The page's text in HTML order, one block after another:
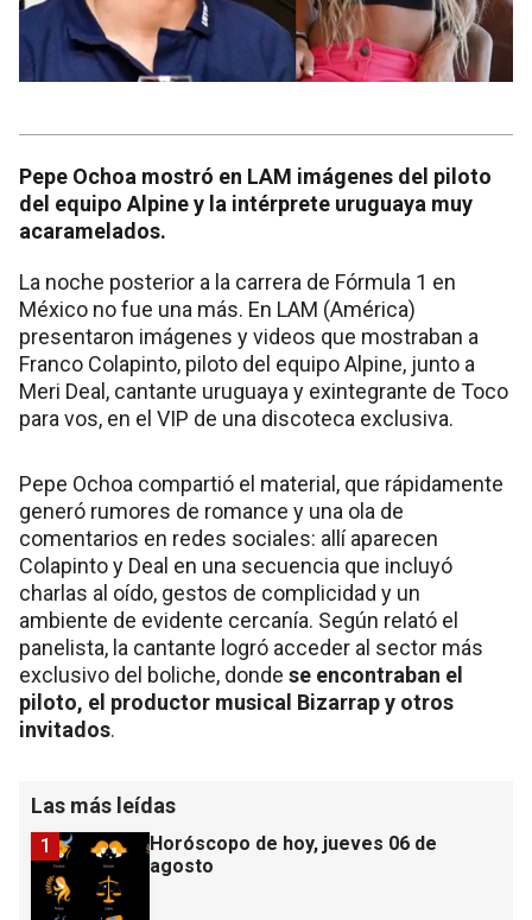
Pepe Ochoa mostró en LAM imágenes del piloto
del equipo Alpine y la intérprete uruguaya muy
acaramelados.
La noche posterior a la carrera de Fórmula 1 en
México no fue una más. En LAM (América)
presentaron imágenes y videos que mostraban a
Franco Colapinto, piloto del equipo Alpine, junto a
Meri Deal, cantante uruguaya y exintegrante de Toco
para vos, en el VIP de una discoteca exclusiva.
Pepe Ochoa compartió el material, que rápidamente
generó rumores de romance y una ola de
comentarios en redes sociales: allí aparecen
Colapinto y Deal en una secuencia que incluyó
charlas al oído, gestos de complicidad y un
ambiente de evidente cercanía. Según relató el
panelista, la cantante logró acceder al sector más
exclusivo del boliche, donde se encontraban el
piloto, el productor musical Bizarrap y otros
invitados.
Las más leídas
Horóscopo de hoy, jueves 06 de
agosto
1